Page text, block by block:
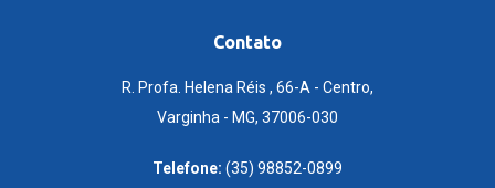
Contato
R. Profa. Helena Réis , 66-A - Centro,
Varginha - MG, 37006-030
Telefone: (35) 98852-0899